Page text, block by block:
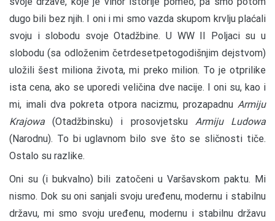
dugo bili bez njih. I oni i mi smo vazda skupom krvlju plaćali
svoju i slobodu svoje Otadžbine. U WW II Poljaci su u
slobodu (sa odloženim četrdesetpetogodišnjim dejstvom)
uložili šest miliona života, mi preko milion. To je otprilike
ista cena, ako se uporedi veličina dve nacije. I oni su, kao i
mi, imali dva pokreta otpora nacizmu, prozapadnu Armiju
Krajowa(Otadžbinsku) i prosovjetsku Armiju Ludowa
(Narodnu). To bi uglavnom bilo sve što se sličnosti tiče.
Ostalo su razlike.
Oni su (i bukvalno) bili zatočeni u Varšavskom paktu. Mi
nismo. Dok su oni sanjali svoju uređenu, modernu i stabilnu
državu, mi smo svoju uređenu, modernu i stabilnu državu